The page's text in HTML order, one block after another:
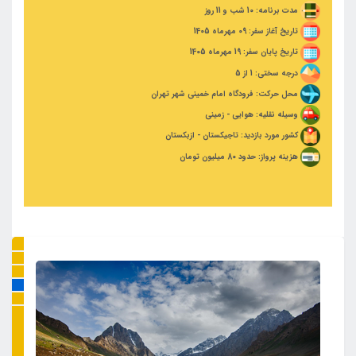
مدت برنامه: 10 شب و 11 روز
تاریخ آغاز سفر: 09 مهرماه 1405
تاریخ پایان سفر: 19 مهرماه 1405
درجه سختی: 1 از 5
محل حرکت: فرودگاه امام خمینی شهر تهران
وسیله نقلیه: هوایی - زمینی
کشور مورد بازدید: تاجیکستان - ازبکستان
هزینه پرواز: حدود 80 میلیون تومان